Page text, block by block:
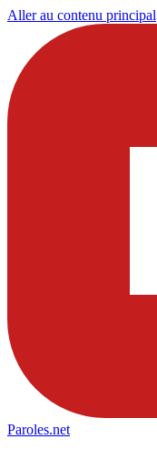
Aller au contenu principal
Paroles.net